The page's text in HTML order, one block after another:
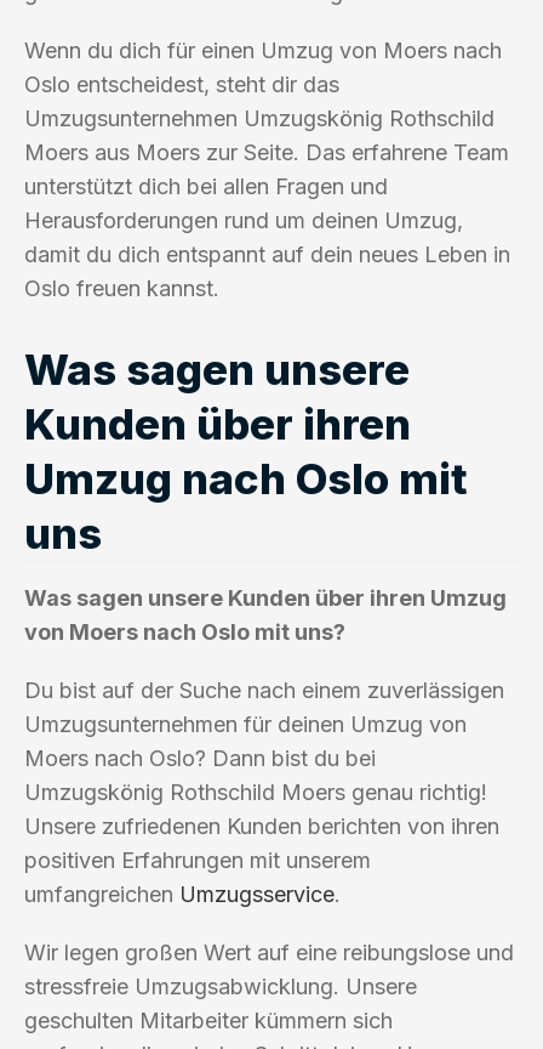
Wenn du dich für einen Umzug von Moers nach
Oslo entscheidest, steht dir das
Umzugsunternehmen Umzugskönig Rothschild
Moers aus Moers zur Seite. Das erfahrene Team
unterstützt dich bei allen Fragen und
Herausforderungen rund um deinen Umzug,
damit du dich entspannt auf dein neues Leben in
Oslo freuen kannst.
Was sagen unsere
Kunden über ihren
Umzug nach Oslo mit
uns
Was sagen unsere Kunden über ihren Umzug
von Moers nach Oslo mit uns?
Du bist auf der Suche nach einem zuverlässigen
Umzugsunternehmen für deinen Umzug von
Moers nach Oslo? Dann bist du bei
Umzugskönig Rothschild Moers genau richtig!
Unsere zufriedenen Kunden berichten von ihren
positiven Erfahrungen mit unserem
umfangreichen Umzugsservice.
Wir legen großen Wert auf eine reibungslose und
stressfreie Umzugsabwicklung. Unsere
geschulten Mitarbeiter kümmern sich